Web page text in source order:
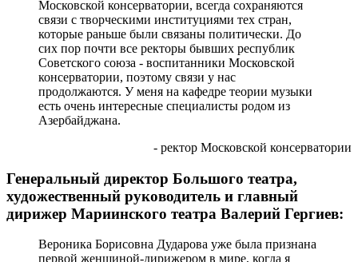
Московской консерватории, всегда сохраняются
связи с творческими институциями тех стран,
которые раньше были связаны политически. До
сих пор почти все ректоры бывших республик
Советского союза - воспитанники Московской
консерватории, поэтому связи у нас
продолжаются. У меня на кафедре теории музыки
есть очень интересные специалисты родом из
Азербайджана.
- ректор Московской консерватории
Генеральный директор Большого театра,
художественный руководитель и главный
дирижер Мариинского театра Валерий Гергиев:
Вероника Борисовна Дударова уже была признана
первой женщиной-дирижером в мире, когда я